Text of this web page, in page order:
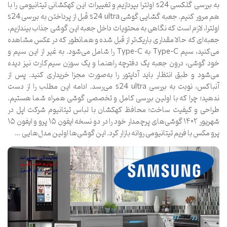
به بررسی گلکسی s24 اولترا بپردازیم و تغییرات این کهکشانی تیتانیومی را با
هم مرور کنیم. جعبه گشایی گوشی s24 ultra قبل از پرداختن به بررسی s24
اولترا، لازم است که نگاهی به محتویات داخل جعبه این گوشی جذاب بیندازیم،
جعبه‌ای که حالا مقداری باریک‌تر از قبل شده و همانطور که در عکس مشاهده
می‌کنید، سیم Type-C به Type-C را شامل می‌شود. به غیر از این سیم و
خود گوشی، درون جعبه یک دفترچه راهنما و یک سوزن سیم‌کارت نیز دیده
می‌شود و طبق انتظار باید آداپتور را به‌صورت مجزا خریداری کنید. پس از
آنباکس، نوبت به بررسی s24 ultra می‌رسد. ادامه این مطلب را از دست
ندهید؛ چرا که با اولین بررسی کامل و تخصصی گوشی همراه شما هستیم.
طراحی و کیفیت ساخت؛ محافظ کهکشان با لباس تیتانیوم شرکت اپل در
شهریور ۱۴۰۲ گوشی‌های پرچمدار خود را در دو نسخه ایفون ۱۵ پرو و ایفون ۱۵
پرو مکس با فریم تیتانیومی روانه بازار کرد. این گوشی‌ها اولین مدل‌هایی …